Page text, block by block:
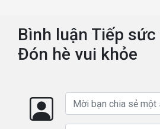
Bình luận Tiếp
Đón hè vui khỏe